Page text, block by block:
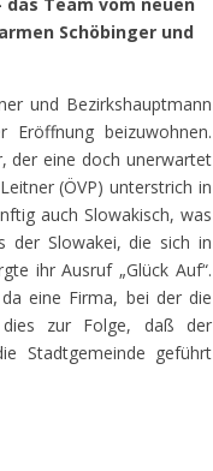
Schöbinger und
und Bezirkshauptmann
beizuwohnen.
der eine doch unerwartet
(ÖVP) unterstrich in
auch Slowakisch, was
der Slowakei, die sich in
ihr Ausruf „Glück Auf“.
eine Firma, bei der die
dies zur Folge, daß der
Stadtgemeinde geführt